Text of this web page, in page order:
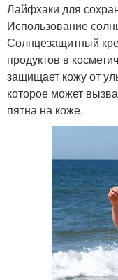
Лайфхаки для
Использование
Солнцезащитный
продуктов в
защищает кожу от
которое может
пятна на коже.